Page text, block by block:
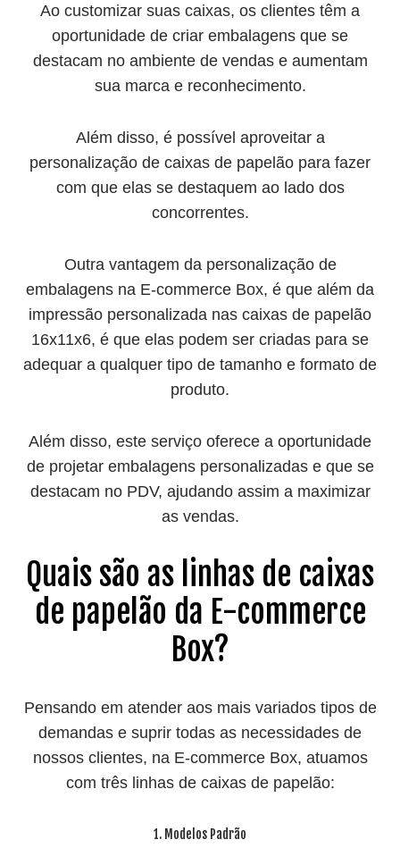
Ao customizar suas caixas, os clientes têm a
oportunidade de criar embalagens que se
destacam no ambiente de vendas e aumentam
sua marca e reconhecimento.
Além disso, é possível aproveitar a
personalização de caixas de papelão para fazer
com que elas se destaquem ao lado dos
concorrentes.
Outra vantagem da personalização de
embalagens na E-commerce Box, é que além da
impressão personalizada nas caixas de papelão
16x11x6, é que elas podem ser criadas para se
adequar a qualquer tipo de tamanho e formato de
produto.
Além disso, este serviço oferece a oportunidade
de projetar embalagens personalizadas e que se
destacam no PDV, ajudando assim a maximizar
as vendas.
Quais são as linhas de caixas
de papelão da E-commerce
Box?
Pensando em atender aos mais variados tipos de
demandas e suprir todas as necessidades de
nossos clientes, na E-commerce Box, atuamos
com três linhas de caixas de papelão:
1. Modelos Padrão